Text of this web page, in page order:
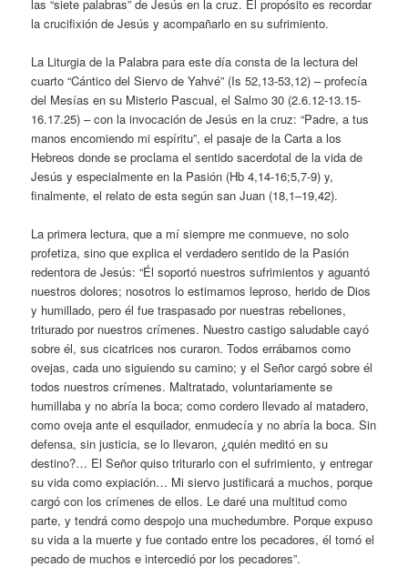
las “siete palabras” de Jesús en la cruz. El propósito es recordar
la crucifixión de Jesús y acompañarlo en su sufrimiento.
La Liturgia de la Palabra para este día consta de la lectura del
cuarto “Cántico del Siervo de Yahvé” (Is 52,13-53,12) – profecía
del Mesías en su Misterio Pascual, el Salmo 30 (2.6.12-13.15-
16.17.25) – con la invocación de Jesús en la cruz: “Padre, a tus
manos encomiendo mi espíritu”, el pasaje de la Carta a los
Hebreos donde se proclama el sentido sacerdotal de la vida de
Jesús y especialmente en la Pasión (Hb 4,14-16;5,7-9) y,
finalmente, el relato de esta según san Juan (18,1–19,42).
La primera lectura, que a mí siempre me conmueve, no solo
profetiza, sino que explica el verdadero sentido de la Pasión
redentora de Jesús: “Él soportó nuestros sufrimientos y aguantó
nuestros dolores; nosotros lo estimamos leproso, herido de Dios
y humillado, pero él fue traspasado por nuestras rebeliones,
triturado por nuestros crímenes. Nuestro castigo saludable cayó
sobre él, sus cicatrices nos curaron. Todos errábamos como
ovejas, cada uno siguiendo su camino; y el Señor cargó sobre él
todos nuestros crímenes. Maltratado, voluntariamente se
humillaba y no abría la boca; como cordero llevado al matadero,
como oveja ante el esquilador, enmudecía y no abría la boca. Sin
defensa, sin justicia, se lo llevaron, ¿quién meditó en su
destino?… El Señor quiso triturarlo con el sufrimiento, y entregar
su vida como expiación… Mi siervo justificará a muchos, porque
cargó con los crímenes de ellos. Le daré una multitud como
parte, y tendrá como despojo una muchedumbre. Porque expuso
su vida a la muerte y fue contado entre los pecadores, él tomó el
pecado de muchos e intercedió por los pecadores”.